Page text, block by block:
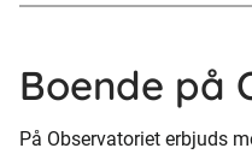
Boende på
På Observatoriet erbjuds